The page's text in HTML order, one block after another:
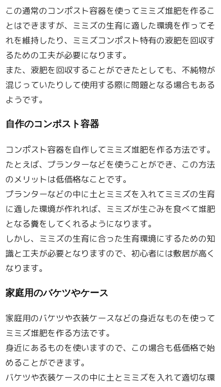
この通常のコンポスト容器を使ってミミズ堆肥を作るこ
とはできますが、ミミズの生育に適した環境を作ってそ
れを維持したり、ミミズコンポスト特有の液肥を回収す
るための工夫が必要になります。
また、液肥を回収することができたとしても、不純物が
混じっていたりして使用する際に問題となる場合もある
ようです。
自作のコンポスト容器
コンポスト容器を自作してミミズ堆肥を作る方法です。
たとえば、プランターなどを使うことができ、この方法
のメリットは低価格なことです。
プランターなどの中に土とミミズを入れてミミズの生育
に適した環境が作れれば、ミミズが生ごみを食べて堆肥
となる糞をしてくれるようになります。
しかし、ミミズの生育に合った生育環境にするための知
識と工夫が必要となりますので、初心者には敷居が高く
なります。
家庭用のバケツやケース
家庭用のバケツや衣装ケースなどの身近なものを使って
ミミズ堆肥を作る方法です。
身近にあるものを使いますので、この場合も低価格で始
めることができます。
バケツや衣装ケースの中に土とミミズを入れて適切な環